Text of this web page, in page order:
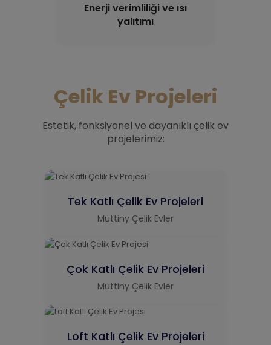
Enerji verimliliği ve ısı
yalıtımı
Çelik Ev Projeleri
Estetik, fonksiyonel ve dayanıklı çelik ev
projelerimiz:
Tek Katlı Çelik Ev Projeleri
Muttiny Çelik Evler
Çok Katlı Çelik Ev Projeleri
Muttiny Çelik Evler
Loft Katlı Çelik Ev Projeleri